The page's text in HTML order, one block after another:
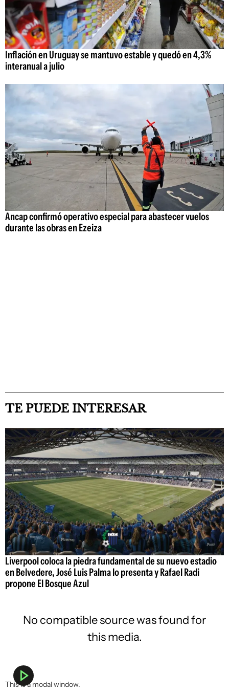
Inflación en Uruguay se mantuvo estable y quedó en 4,3%
interanual a julio
Ancap confirmó operativo especial para abastecer vuelos
durante las obras en Ezeiza
TE PUEDE INTERESAR
Liverpool coloca la piedra fundamental de su nuevo estadio
en Belvedere, José Luis Palma lo presenta y Rafael Radi
propone El Bosque Azul
This is a modal window.
No compatible source was found for
this media.